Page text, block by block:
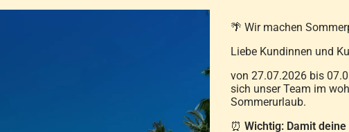
Kann ich eine
Warum sollte man
Wie lange hält eine
🌴 Wir machen
Liebe Kundinnen und
von 27.07.2026 bis
sich unser Team im
Sommerurlaub.
⏰ Wichtig: Damit